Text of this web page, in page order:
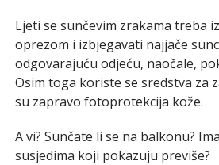
Ljeti se sunčevim zrakama treba
oprezom i izbjegavati najjače
odgovarajuću odjeću, naočale,
Osim toga koriste se sredstva za
su zapravo fotoprotekcija kože.
A vi? Sunčate li se na balkonu?
susjedima koji pokazuju previše?